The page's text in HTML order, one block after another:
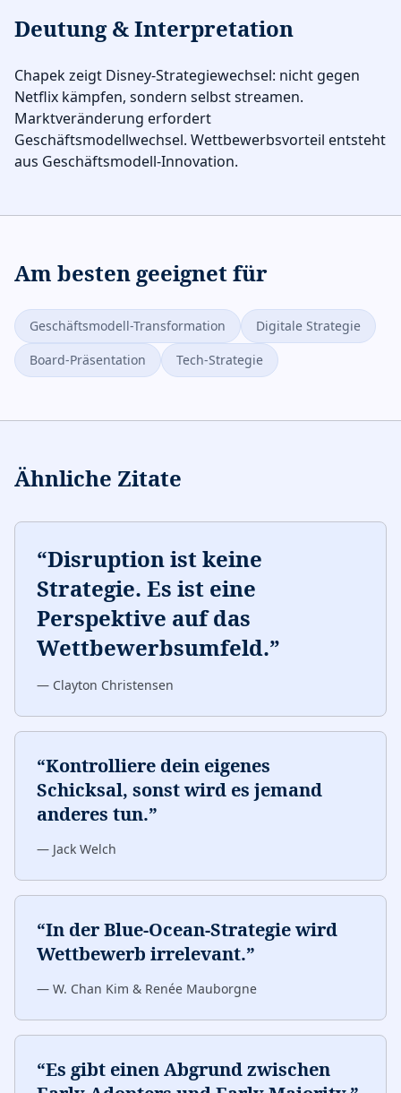
Deutung & Interpretation
Chapek zeigt Disney-Strategiewechsel: nicht gegen
Netflix kämpfen, sondern selbst streamen.
Marktveränderung erfordert
Geschäftsmodellwechsel. Wettbewerbsvorteil entsteht
aus Geschäftsmodell-Innovation.
Am besten geeignet für
Geschäftsmodell-Transformation
Digitale Strategie
Board-Präsentation
Tech-Strategie
Ähnliche Zitate
“Disruption ist keine
Strategie. Es ist eine
Perspektive auf das
Wettbewerbsumfeld.”
— Clayton Christensen
“Kontrolliere dein eigenes
Schicksal, sonst wird es jemand
anderes tun.”
— Jack Welch
“In der Blue-Ocean-Strategie wird
Wettbewerb irrelevant.”
— W. Chan Kim & Renée Mauborgne
“Es gibt einen Abgrund zwischen